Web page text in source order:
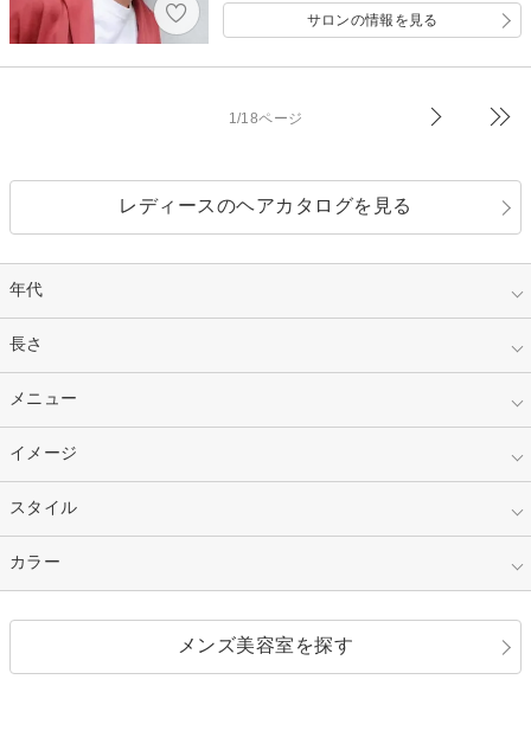
サロンの情報を見る
1/18ページ
レディースのヘアカタログを見る
年代
指定なし
10代
30代
長さ
指定なし
ショート
セミロング
メニュー
指定なし
カラー
縮毛矯正
イメージ
指定なし
キュート
ストリート
スタイル
指定なし
カラー
メンズ美容室を探す